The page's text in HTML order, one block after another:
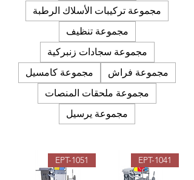
مجموعة تركيبات الأسلاك الرطبة
مجموعة تنظيف
مجموعة سجادات زنبركية
مجموعة فراش
مجموعة كامسيل
مجموعة ملحقات المنصات
مجموعة يرسيل
EPT-1041
EPT-1051